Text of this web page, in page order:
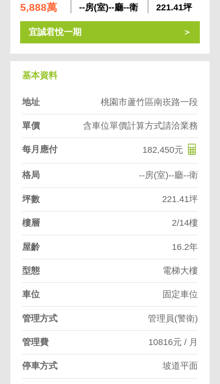
5,888萬 --房(室)--廳--衛 221.41坪
宜誠君悅一期
基本資料
地址 桃園市蘆竹區南崁路一段
單價 含車位單價計算方式請洽業務
每月應付 182,450元
格局 --房(室)--廳--衛
坪數 221.41坪
樓層 2/14樓
屋齡 16.2年
型態 電梯大樓
車位 固定車位
管理方式 管理員(警衛)
管理費 10816元 / 月
停車方式 坡道平面